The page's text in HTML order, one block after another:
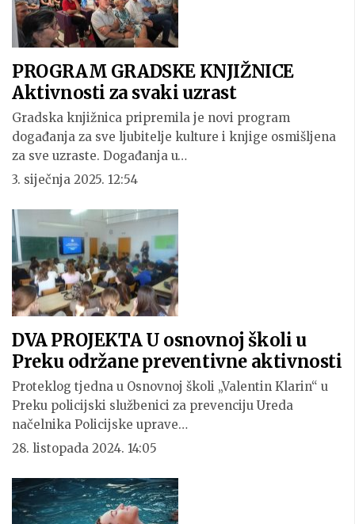
PROGRAM GRADSKE KNJIŽNICE
Aktivnosti za svaki uzrast
Gradska knjižnica pripremila je novi program
događanja za sve ljubitelje kulture i knjige osmišljena
za sve uzraste. Događanja u…
3. siječnja 2025. 12:54
DVA PROJEKTA U osnovnoj školi u
Preku održane preventivne aktivnosti
Proteklog tjedna u Osnovnoj školi „Valentin Klarin“ u
Preku policijski službenici za prevenciju Ureda
načelnika Policijske uprave…
28. listopada 2024. 14:05